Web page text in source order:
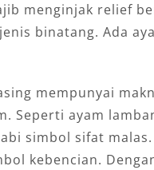
menginjak relief
binatang. Ada
mempunyai
Seperti ayam
simbol sifat
kebencian.